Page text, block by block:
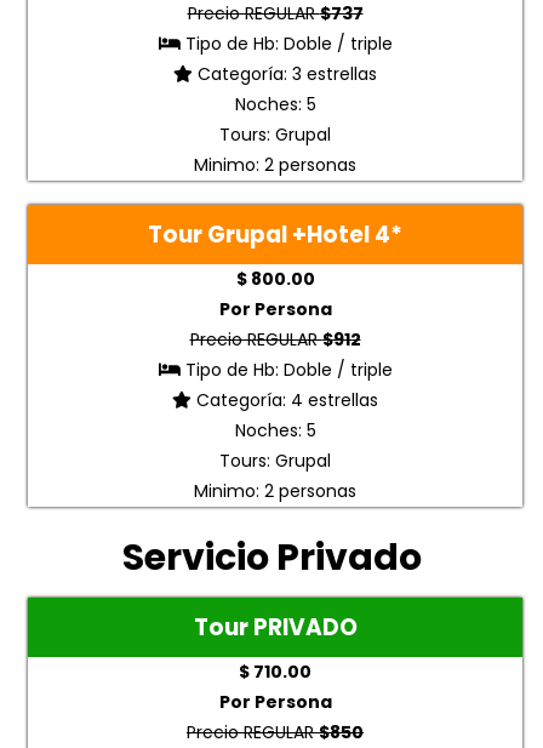
Precio REGULAR$737
Tipo de Hb: Doble / triple
Categoría: 3 estrellas
Noches: 5
Tours: Grupal
Minimo: 2 personas
Tour Grupal +Hotel4*
$ 800.00
Por Persona
Precio REGULAR$912
Tipo de Hb: Doble / triple
Categoría: 4 estrellas
Noches: 5
Tours: Grupal
Minimo: 2 personas
Servicio Privado
Tour PRIVADO
$ 710.00
Por Persona
Precio REGULAR$850